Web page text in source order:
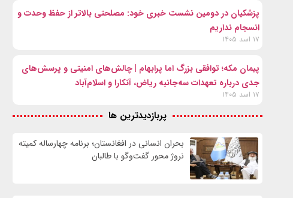
پزشکیان در دومین نشست خبری خود: مصلحتی بالاتر از حفظ وحدت و
انسجام نداریم
۱۷ اسد ۱۴۰۵
پیمان مکه؛ توافقی بزرگ اما پرابهام | چالش‌های امنیتی و پرسش‌های
جدی درباره تعهدات سه‌جانبه ریاض، آنکارا و اسلام‌آباد
۱۷ اسد ۱۴۰۵
پربازدیدترین ها
بحران انسانی در افغانستان؛ برنامه چهار‌ساله کمیته
نروژ محور گفت‌وگو با طالبان